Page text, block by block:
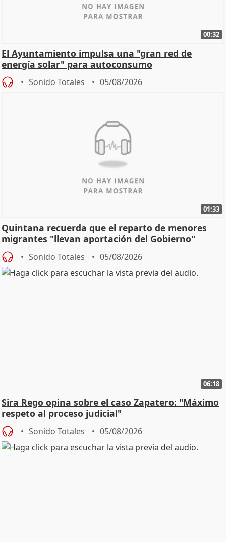
00:32
El Ayuntamiento impulsa una "gran red de
energía solar" para autoconsumo
Sonido Totales 05/08/2026
01:33
Quintana recuerda que el reparto de menores
migrantes "llevan aportación del Gobierno"
central
Sonido Totales 05/08/2026
06:18
Sira Rego opina sobre el caso Zapatero: "Máximo
respeto al proceso judicial"
Sonido Totales 05/08/2026